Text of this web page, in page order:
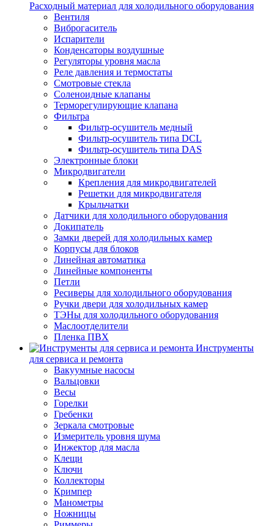
Расходный материал для холодильного оборудования
Вентиля
Виброгаситель
Испарители
Конденсаторы воздушные
Регуляторы уровня масла
Реле давления и термостаты
Смотровые стекла
Соленоидные клапаны
Терморегулирующие клапана
Фильтра
Фильтр-осушитель медный
Фильтр-осушитель типа DCL
Фильтр-осушитель типа DAS
Электронные блоки
Микродвигатели
Крепления для микродвигателей
Решетки для микродвигателя
Крыльчатки
Датчики для холодильного оборудования
Докипатель
Замки дверей для холодильных камер
Корпусы для блоков
Линейная автоматика
Линейные компоненты
Петли
Ресиверы для холодильного оборудования
Ручки двери для холодильных камер
ТЭНы для холодильного оборудования
Маслоотделители
Пленка ПВХ
Инструменты
для сервиса и ремонта
Вакуумные насосы
Вальцовки
Весы
Горелки
Гребенки
Зеркала смотровые
Измеритель уровня шума
Инжектор для масла
Клещи
Ключи
Коллекторы
Кримпер
Манометры
Ножницы